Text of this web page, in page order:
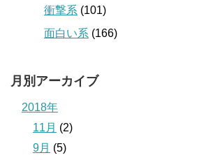
衝撃系 (101)
面白い系 (166)
月別アーカイブ
2018年
11月 (2)
9月 (5)